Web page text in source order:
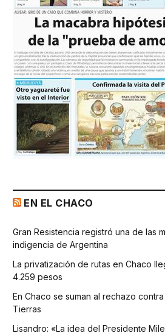
EN EL CHACO
Gran Resistencia registró una de las
indigencia de Argentina
La privatización de rutas en Chaco
4.259 pesos
En Chaco se suman al rechazo
Tierras
Lisandro: «La idea del Presidente